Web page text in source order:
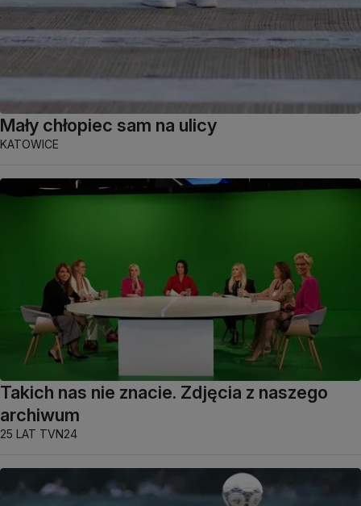
Mały chłopiec sam na ulicy
KATOWICE
Takich nas nie znacie. Zdjęcia z naszego
archiwum
25 LAT TVN24